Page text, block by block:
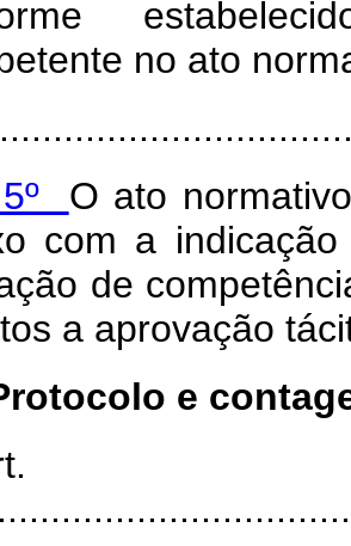
no ato
O ato
com a
de
a aprovação
e